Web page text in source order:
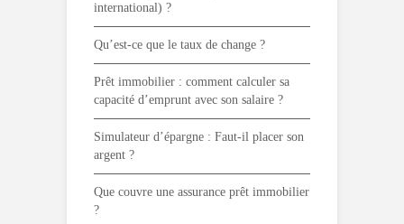
international) ?
Qu’est-ce que le taux de change ?
Prêt immobilier : comment calculer sa
capacité d’emprunt avec son salaire ?
Simulateur d’épargne : Faut-il placer son
argent ?
Que couvre une assurance prêt immobilier
?